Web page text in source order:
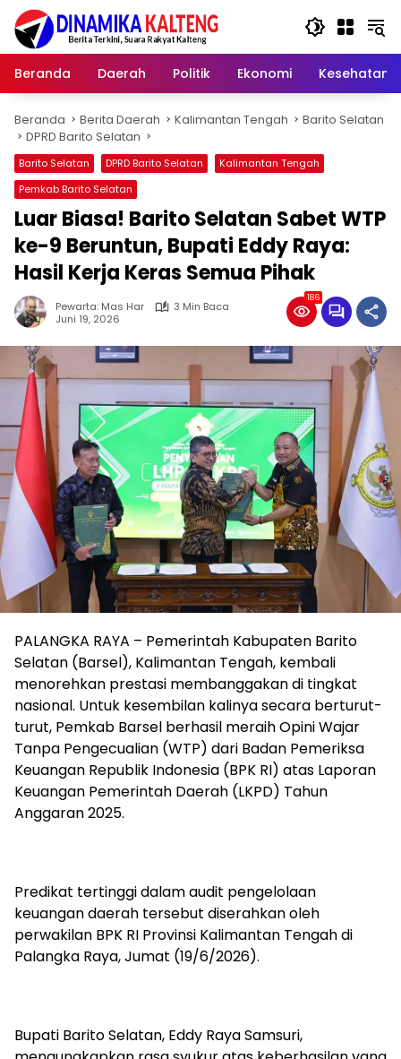
Langsung
konten
Beranda
Daerah Politik Ekonomi Kesehatan
Beranda Berita Daerah Kalimantan Tengah
Barito Selatan
DPRD Barito Selatan
Barito Selatan DPRD Barito Selatan
Kalimantan Tengah
Pemkab Barito Selatan
Luar Biasa! Barito Selatan Sabet WTP
ke-9 Beruntun, Bupati Eddy Raya:
Hasil Kerja Keras Semua Pihak
Pewarta: Mas Har
3 Min Baca
Juni 19, 2026
186
PALANGKA RAYA – Pemerintah Kabupaten Barito
Selatan (Barsel), Kalimantan Tengah, kembali
menorehkan prestasi membanggakan di tingkat
nasional. Untuk kesembilan kalinya secara berturut-
turut, Pemkab Barsel berhasil meraih Opini Wajar
Tanpa Pengecualian (WTP) dari Badan Pemeriksa
Keuangan Republik Indonesia (BPK RI) atas Laporan
Keuangan Pemerintah Daerah (LKPD) Tahun
Anggaran 2025.
‎Predikat tertinggi dalam audit pengelolaan
keuangan daerah tersebut diserahkan oleh
perwakilan BPK RI Provinsi Kalimantan Tengah di
Palangka Raya, Jumat (19/6/2026).
‎Bupati Barito Selatan, Eddy Raya Samsuri,